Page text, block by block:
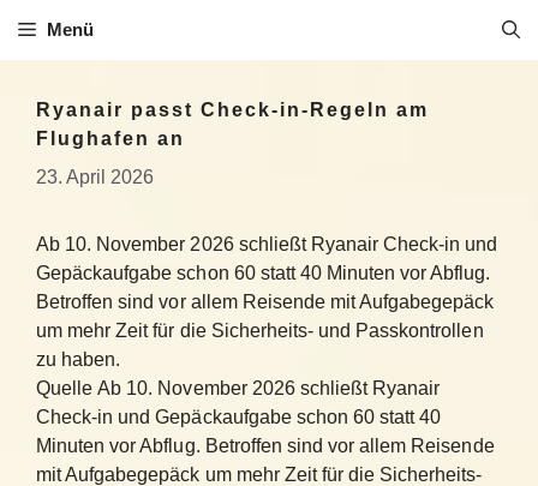
Inhalt
Menü
Ryanair passt Check-in-Regeln am
Flughafen an
23. April 2026
Ab 10. November 2026 schließt Ryanair Check-in und
Gepäckaufgabe schon 60 statt 40 Minuten vor Abflug.
Betroffen sind vor allem Reisende mit Aufgabegepäck
um mehr Zeit für die Sicherheits- und Passkontrollen
zu haben.
Quelle Ab 10. November 2026 schließt Ryanair
Check-in und Gepäckaufgabe schon 60 statt 40
Minuten vor Abflug. Betroffen sind vor allem Reisende
mit Aufgabegepäck um mehr Zeit für die Sicherheits-